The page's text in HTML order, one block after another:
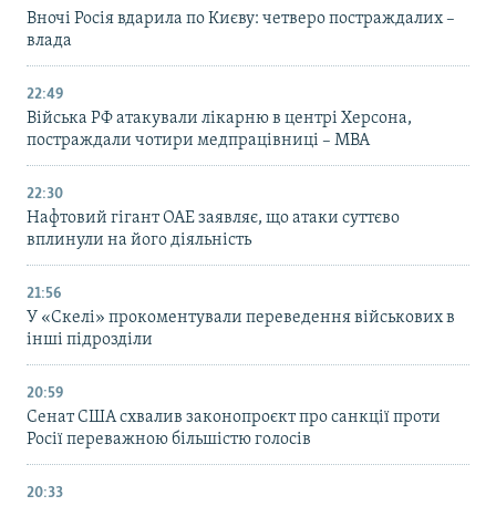
Вночі Росія вдарила по Києву: четверо постраждалих –
влада
22:49
Війська РФ атакували лікарню в центрі Херсона,
постраждали чотири медпрацівниці – МВА
22:30
Нафтовий гігант ОАЕ заявляє, що атаки суттєво
вплинули на його діяльність
21:56
У «Скелі» прокоментували переведення військових в
інші підрозділи
20:59
Cенат США схвалив законопроєкт про санкції проти
Росії переважною більшістю голосів
20:33